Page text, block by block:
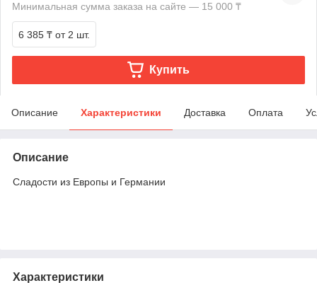
Минимальная сумма заказа на сайте — 15 000 ₸
6 385 ₸ от 2 шт.
Купить
Описание Характеристики Доставка Оплата
Описание
Сладости из Европы и Германии
Характеристики